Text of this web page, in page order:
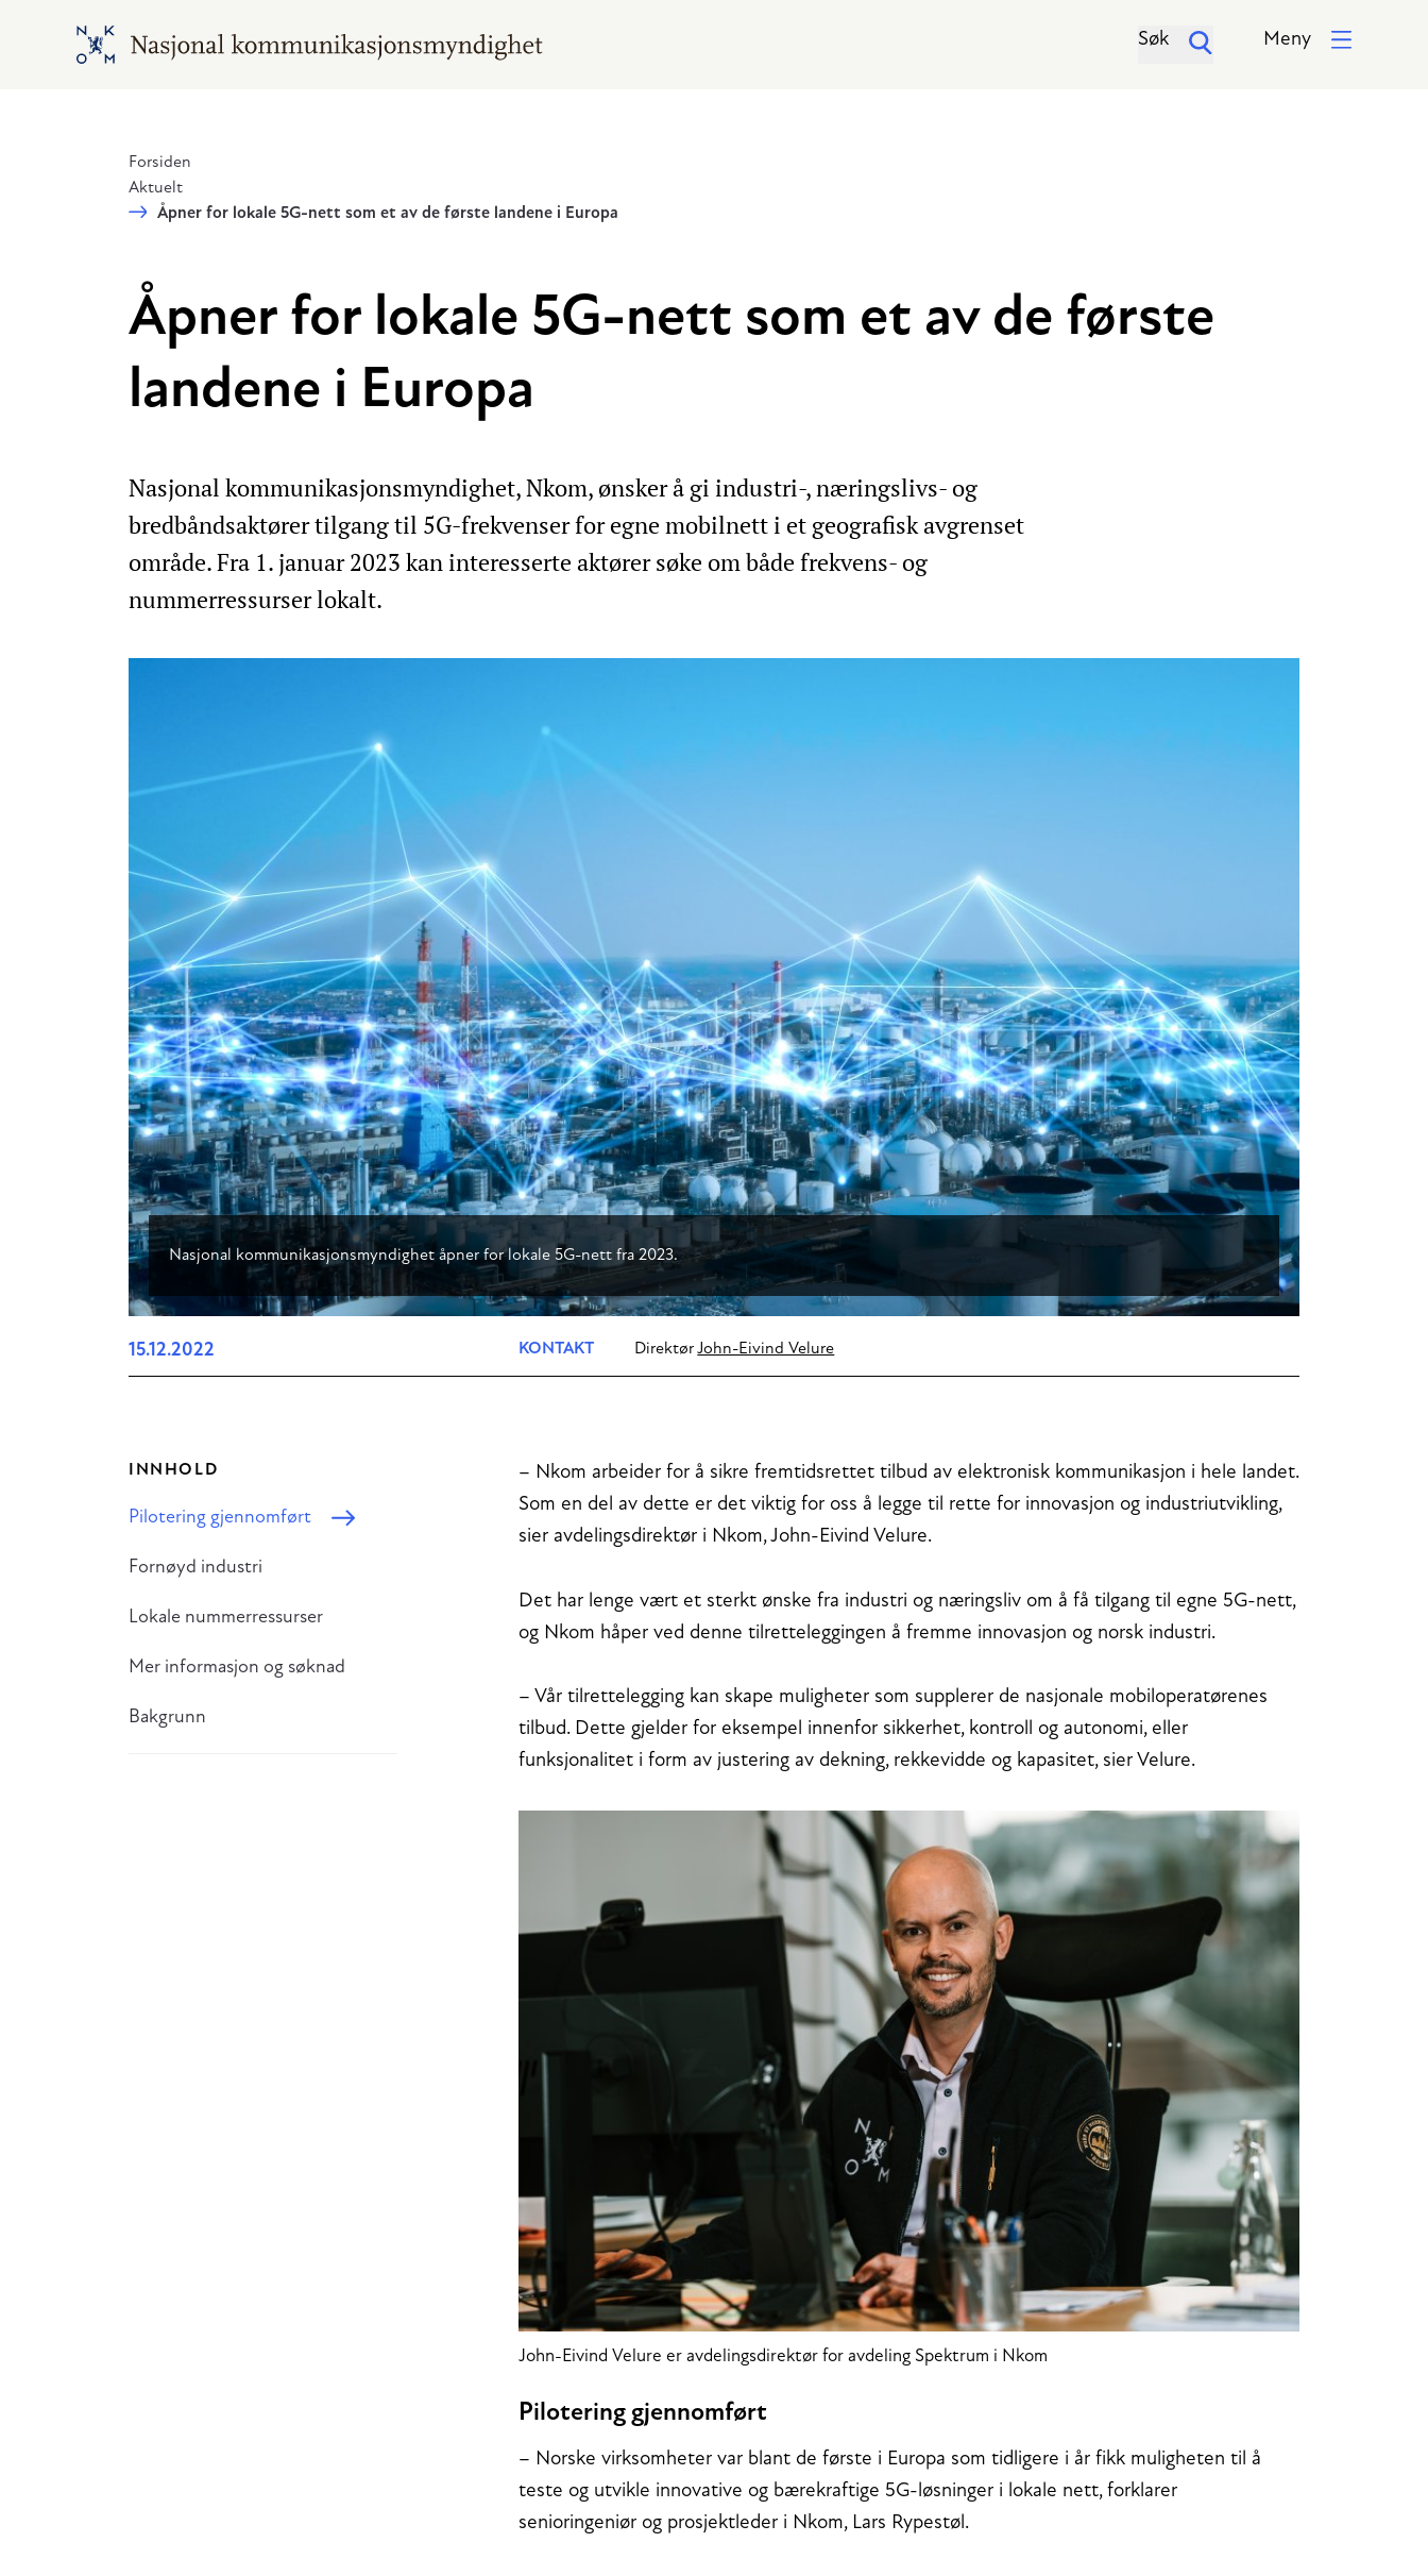
Hopp til hovedinnhold
Gå til hovedsiden Søk Meny
Forsiden
Aktuelt
Åpner for lokale 5G-nett som et av de første landene i Europa
Åpner for lokale 5G-nett som et av de første
landene i Europa
Nasjonal kommunikasjonsmyndighet, Nkom, ønsker å gi industri-, næringslivs- og
bredbåndsaktører tilgang til 5G-frekvenser for egne mobilnett i et geografisk avgrenset
område. Fra 1. januar 2023 kan interesserte aktører søke om både frekvens- og
nummerressurser lokalt.
Nasjonal kommunikasjonsmyndighet åpner for lokale 5G-nett fra 2023.
15.12.2022 KONTAKT Direktør John-Eivind Velure
INNHOLD
Pilotering gjennomført
Fornøyd industri
Lokale nummerressurser
Mer informasjon og søknad
Bakgrunn
– Nkom arbeider for å sikre fremtidsrettet tilbud av elektronisk kommunikasjon i hele landet.
Som en del av dette er det viktig for oss å legge til rette for innovasjon og industriutvikling,
sier avdelingsdirektør i Nkom, John-Eivind Velure.
Det har lenge vært et sterkt ønske fra industri og næringsliv om å få tilgang til egne 5G-nett,
og Nkom håper ved denne tilretteleggingen å fremme innovasjon og norsk industri.
– Vår tilrettelegging kan skape muligheter som supplerer de nasjonale mobiloperatørenes
tilbud. Dette gjelder for eksempel innenfor sikkerhet, kontroll og autonomi, eller
funksjonalitet i form av justering av dekning, rekkevidde og kapasitet, sier Velure.
John-Eivind Velure er avdelingsdirektør for avdeling Spektrum i Nkom
Pilotering gjennomført
– Norske virksomheter var blant de første i Europa som tidligere i år fikk muligheten til å
teste og utvikle innovative og bærekraftige 5G-løsninger i lokale nett, forklarer
senioringeniør og prosjektleder i Nkom, Lars Rypestøl.